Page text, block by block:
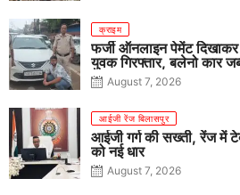
क्राइम
फर्जी ऑनलाइन पेमेंट
युवक गिरफ्तार, बलेनो कार
August 7, 2026
आईजी रेंज बिलासपुर
आईजी गर्ग की सख्ती, रेंज में
को नई धार
August 7, 2026